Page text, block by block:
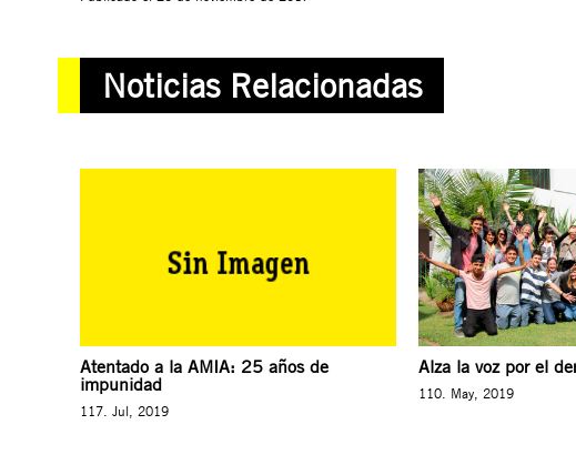
Noticias Relacionadas
Atentado a la AMIA: 25 años de
impunidad
117. Jul, 2019
Alza la voz por el
110. May, 2019